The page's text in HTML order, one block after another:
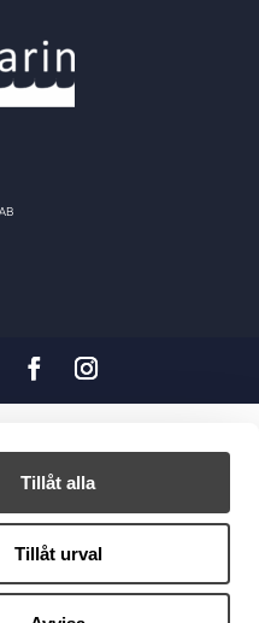
Tillåt alla
Tillåt urval